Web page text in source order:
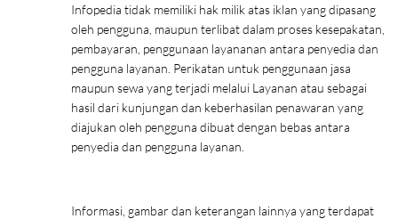
Infopedia tidak memiliki hak milik atas iklan yang dipasang
oleh pengguna, maupun terlibat dalam proses kesepakatan,
pembayaran, penggunaan layananan antara penyedia dan
pengguna layanan. Perikatan untuk penggunaan jasa
maupun sewa yang terjadi melalui Layanan atau sebagai
hasil dari kunjungan dan keberhasilan penawaran yang
diajukan oleh pengguna dibuat dengan bebas antara
penyedia dan pengguna layanan.
Informasi, gambar dan keterangan lainnya yang terdapat